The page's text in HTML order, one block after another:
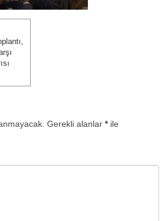
Gerekli alanlar *ile